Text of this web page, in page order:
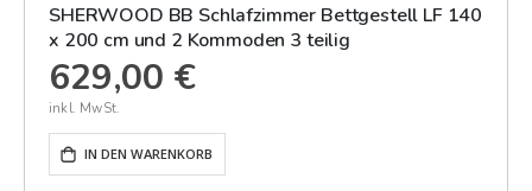
SHERWOOD BB Schlafzimmer Bettgestell LF 140
x 200 cm und 2 Kommoden 3 teilig
629,00 €
IN DEN WARENKORB